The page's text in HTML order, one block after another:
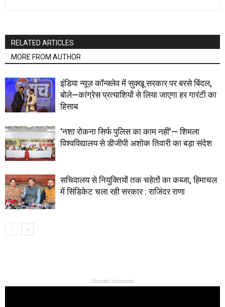
RELATED ARTICLES
MORE FROM AUTHOR
इंडिया न्यूज़ कॉन्क्लेव में सुक्खू सरकार पर बरसे बिंदल,
बोले—कांग्रेस प्रत्याशियों से लिया जाएगा हर गारंटी का
हिसाब
‘नशा रोकना सिर्फ पुलिस का काम नहीं’— शिमला
विश्वविद्यालय से डीजीपी अशोक तिवारी का बड़ा संदेश
सचिवालय से नियुक्तियों तक चहेतों का कब्जा, हिमाचल
में सिंडिकेट चला रही सरकार : राजिंदर राणा
Shoolini University